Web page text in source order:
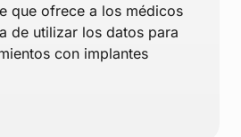
que ofrece a los médicos
de utilizar los datos para
con implantes